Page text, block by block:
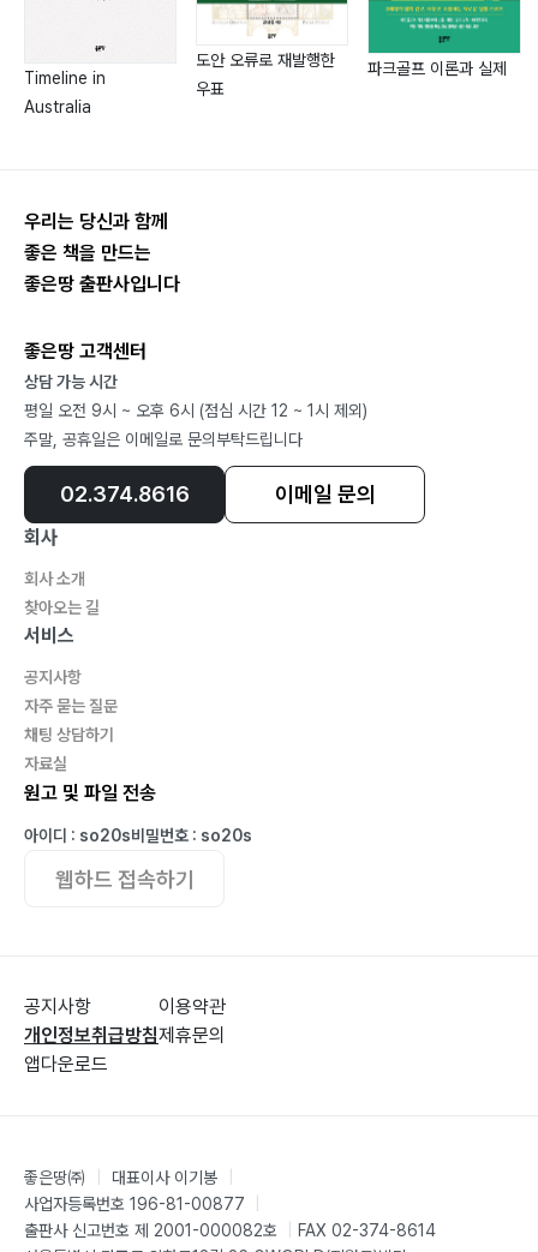
?모로코 사하라사막 …187
#맨발의_청춘은_아프다
?모로코 에사우이라 …194
#여행_일상 #친구 #배낭의_무게
#누군가의_꿈이라는_것은
?모로코 쉐프샤우엔 …220
#슬프다
?미국 뉴욕 …228
#평등의_차별 #언니_오빠의_추억_찾기 #어릴_적_아빠
의_모습
#당신을_위한_ 삶
다섯 번째 발자국 : 남아메리카
?에콰도르 키토 …244
#지금이_참_좋다 #남과_북을_가르는_선
?에콰도르 바뇨스 …251
#너와_나의_색은_다르다
?페루 와라즈 …256
#자신의_속도에_맞춰_걷기
?페루 리마 …264
#행복_네까짓_거
#언어의_온도
조쌍둥
?볼리비아 우유니 …290
?파라과이 아순시온 …308
#채움과_비움
Timeline in
Australia
도안 오류로 재발행한
우표
파크골프 이론과 실제
우리는 당신과 함께
좋은 책을 만드는
좋은땅 출판사입니다
좋은땅 고객센터
상담 가능 시간
평일 오전 9시 ~ 오후 6시 (점심 시간 12 ~ 1시 제외)
주말, 공휴일은 이메일로 문의부탁드립니다
02.374.8616 이메일 문의
회사
회사 소개
찾아오는 길
서비스
공지사항
자주 묻는 질문
채팅 상담하기
자료실
원고 및 파일 전송
아이디 : so20s비밀번호 : so20s
웹하드 접속하기
공지사항
개인정보취급방침
앱다운로드
이용약관
제휴문의
좋은땅㈜ 대표이사 이기봉
사업자등록번호 196-81-00877
출판사 신고번호 제 2001-000082호
FAX 02-374-8614